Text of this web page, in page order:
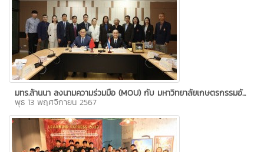
มทร.ล้านนา ลงนามความร่วมมือ (MOU) กับ มหาวิทยาลัยเกษตรกรรมอั...
พุธ 13 พฤศจิกายน 2567